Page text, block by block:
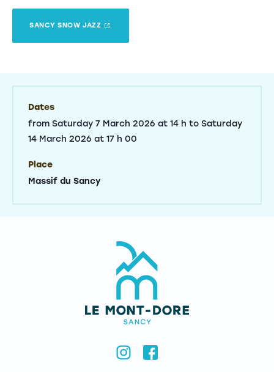
SANCY SNOW JAZZ
Dates
from Saturday 7 March 2026 at 14 h to Saturday
14 March 2026 at 17 h 00
Place
Massif du Sancy